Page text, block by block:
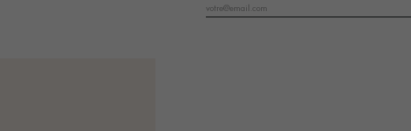
Obtenez un devis gratuit !